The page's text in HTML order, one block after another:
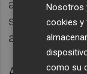
actualidad el
serlo una vez
Nosotros
cookies y
como su